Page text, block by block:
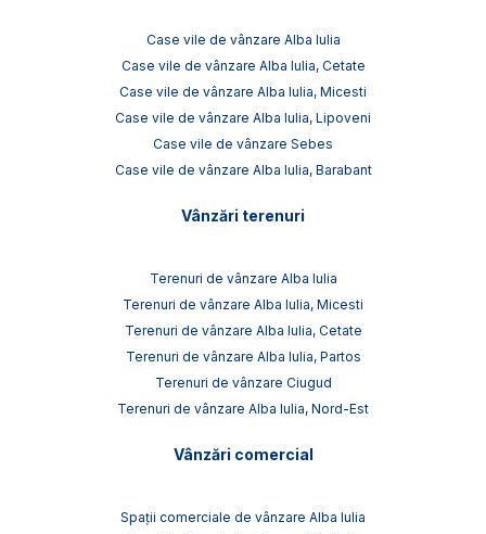
Case vile de vânzare Alba Iulia
Case vile de vânzare Alba Iulia, Cetate
Case vile de vânzare Alba Iulia, Micesti
Case vile de vânzare Alba Iulia, Lipoveni
Case vile de vânzare Sebes
Case vile de vânzare Alba Iulia, Barabant
Vânzări terenuri
Terenuri de vânzare Alba Iulia
Terenuri de vânzare Alba Iulia, Micesti
Terenuri de vânzare Alba Iulia, Cetate
Terenuri de vânzare Alba Iulia, Partos
Terenuri de vânzare Ciugud
Terenuri de vânzare Alba Iulia, Nord-Est
Vânzări comercial
Spații comerciale de vânzare Alba Iulia